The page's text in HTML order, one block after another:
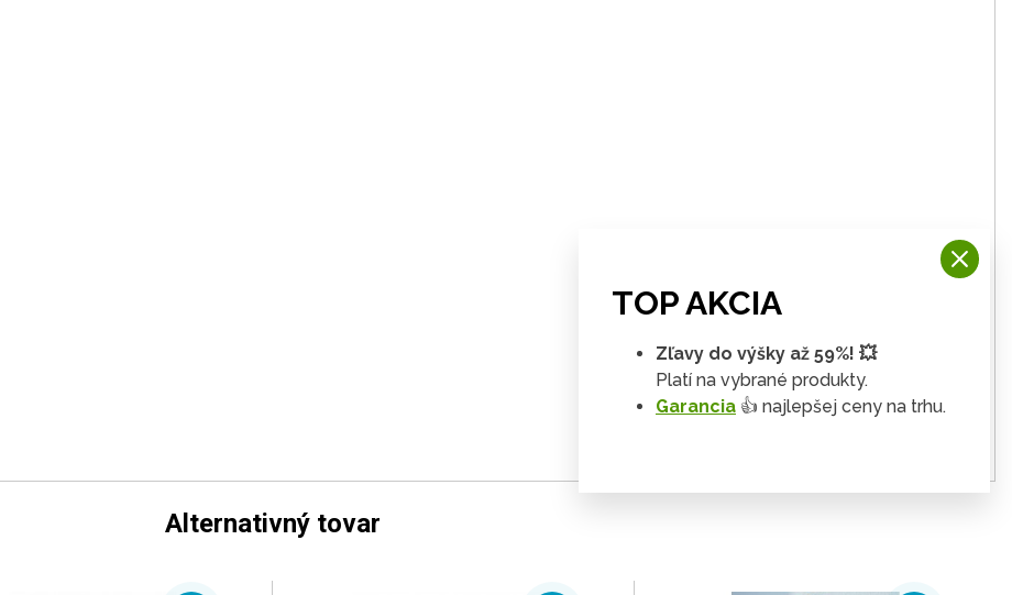
Alternativný tovar
TOP AKCIA
Zľavy do výšky až 59%! 💥
Platí na vybrané produkty.
Garancia 👍 najlepšej ceny na trhu.